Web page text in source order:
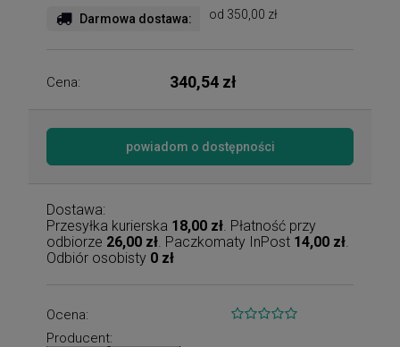
Darmowa dostawa: od 350,00 zł
Cena: 340,54 zł
powiadom o dostępności
Dostawa:
Przesyłka kurierska 18,00 zł . Płatność przy
odbiorze 26,00 zł . Paczkomaty InPost 14,00 zł
Odbiór osobisty 0 zł
Ocena:
Producent: